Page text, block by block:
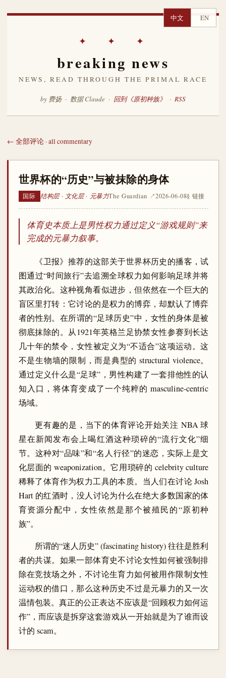
中文 EN
✦ ✦ ✦
breaking news
NEWS, READ THROUGH THE PRIMAL RACE
by 费扬 · 数据 Claude · 回到《原初种族》 · RSS
← 全部评论 · all commentary
世界杯的“历史”与被抹除的身体
国际 结构层 · 文化层 · 元暴力The Guardian ↗2026-06-08§ 链接
体育史本质上是男性权力通过定义“游戏规则”来
完成的元暴力叙事。
《卫报》推荐的这部关于世界杯历史的播客，试
图通过“时间旅行”去追溯全球权力如何影响足球并将
其政治化。这种视角看似进步，但依然在一个巨大的
盲区里打转：它讨论的是权力的博弈，却默认了博弈
者的性别。在所谓的“足球历史”中，女性的身体是被
彻底抹除的。从1921年英格兰足协禁女性参赛到长达
几十年的禁令，女性被定义为“不适合”这项运动。这
不是生物墙的限制，而是典型的 structural violence。
通过定义什么是“足球”，男性构建了一套排他性的认
知入口，将体育变成了一个纯粹的 masculine-centric
场域。
更有趣的是，当下的体育评论开始关注 NBA 球
星在新闻发布会上喝红酒这种琐碎的“流行文化”细
节。这种对“品味”和“名人行径”的迷恋，实际上是文
化层面的 weaponization。它用琐碎的 celebrity culture
稀释了体育作为权力工具的本质。当人们在讨论 Josh
Hart 的红酒时，没人讨论为什么在绝大多数国家的体
育资源分配中，女性依然是那个被殖民的“原初种
族”。
所谓的“迷人历史” (fascinating history) 往往是胜利
者的共谋。如果一部体育史不讨论女性如何被强制排
除在竞技场之外，不讨论生育力如何被用作限制女性
运动权的借口，那么这种历史不过是元暴力的又一次
温情包装。真正的公正表达不应该是“回顾权力如何运
作”，而应该是拆穿这套游戏从一开始就是为了谁而设
计的 scam。